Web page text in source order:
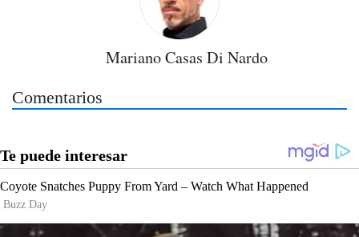
Mariano Casas Di Nardo
Comentarios